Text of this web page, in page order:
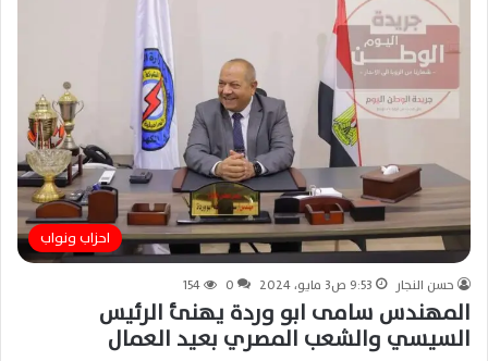
احزاب ونواب
حسن النجار 9:53 ص3 مايو، 2024 0
154
المهندس سامى ابو وردة يهنئ الرئيس
السيسي والشعب المصري بعيد العمال